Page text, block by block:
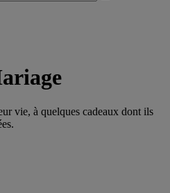
vie, à quelques cadeaux dont ils